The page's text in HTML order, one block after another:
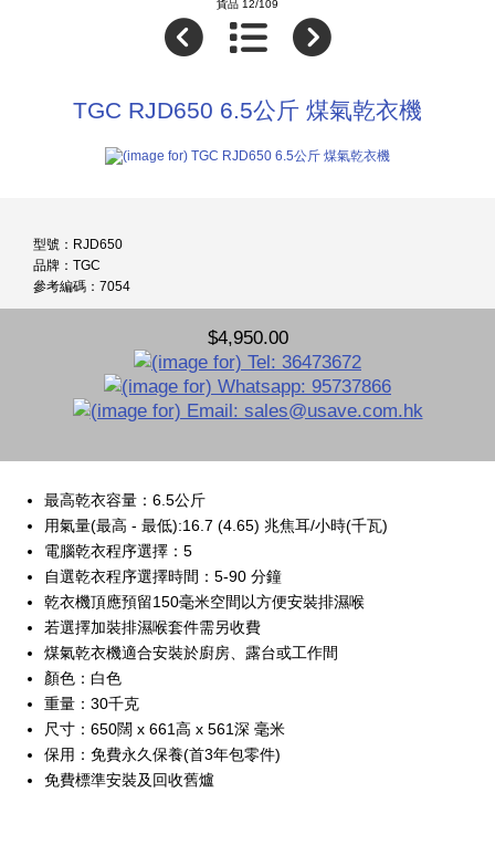
貨品 12/109
TGC RJD650 6.5公斤 煤氣乾衣機
型號：RJD650
品牌：TGC
參考編碼：7054
$4,950.00
最高乾衣容量：6.5公斤
用氣量(最高 - 最低):16.7 (4.65) 兆焦耳/小時(千瓦)
電腦乾衣程序選擇：5
自選乾衣程序選擇時間：5-90 分鐘
乾衣機頂應預留150毫米空間以方便安裝排濕喉
若選擇加裝排濕喉套件需另收費
煤氣乾衣機適合安裝於廚房、露台或工作間
顏色：白色
重量：30千克
尺寸：650闊 x 661高 x 561深 毫米
保用：免費永久保養(首3年包零件)
免費標準安裝及回收舊爐